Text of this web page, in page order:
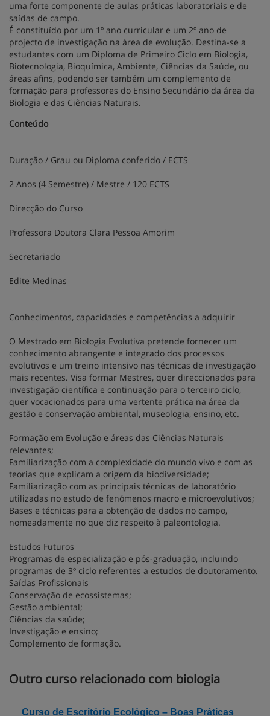
uma forte componente de aulas práticas laboratoriais e de
saídas de campo.
É constituído por um 1º ano curricular e um 2º ano de
projecto de investigação na área de evolução. Destina-se a
estudantes com um Diploma de Primeiro Ciclo em Biologia,
Biotecnologia, Bioquímica, Ambiente, Ciências da Saúde, ou
áreas afins, podendo ser também um complemento de
formação para professores do Ensino Secundário da área da
Biologia e das Ciências Naturais.
Conteúdo
Duração / Grau ou Diploma conferido / ECTS
2 Anos (4 Semestre) / Mestre / 120 ECTS
Direcção do Curso
Professora Doutora Clara Pessoa Amorim
Secretariado
Edite Medinas
Conhecimentos, capacidades e competências a adquirir
O Mestrado em Biologia Evolutiva pretende fornecer um
conhecimento abrangente e integrado dos processos
evolutivos e um treino intensivo nas técnicas de investigação
mais recentes. Visa formar Mestres, quer direccionados para
investigação científica e continuação para o terceiro ciclo,
quer vocacionados para uma vertente prática na área da
gestão e conservação ambiental, museologia, ensino, etc.
Formação em Evolução e áreas das Ciências Naturais
relevantes;
Familiarização com a complexidade do mundo vivo e com as
teorias que explicam a origem da biodiversidade;
Familiarização com as principais técnicas de laboratório
utilizadas no estudo de fenómenos macro e microevolutivos;
Bases e técnicas para a obtenção de dados no campo,
nomeadamente no que diz respeito à paleontologia.
Estudos Futuros
Programas de especialização e pós-graduação, incluindo
programas de 3º ciclo referentes a estudos de doutoramento.
Saídas Profissionais
Conservação de ecossistemas;
Gestão ambiental;
Ciências da saúde;
Investigação e ensino;
Complemento de formação.
Outro curso relacionado com biologia
Curso de Escritório Ecológico – Boas Práticas